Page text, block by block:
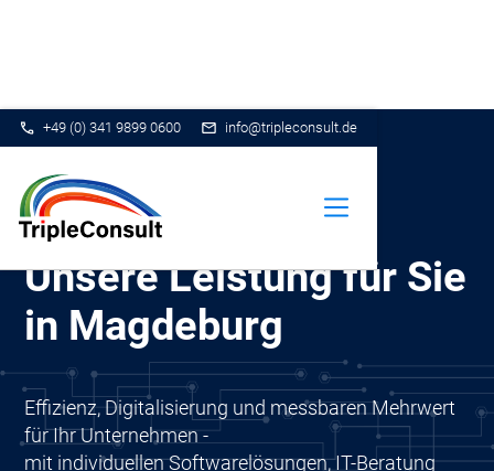
+49 (0) 341 9899 0600 info@tripleconsult.de
Unsere Leistung für Sie
in Magdeburg
Effizienz, Digitalisierung und messbaren Mehrwert
für Ihr Unternehmen -
mit individuellen Softwarelösungen, IT-Beratung